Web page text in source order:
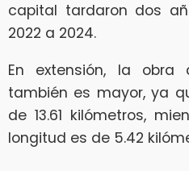
capital tardaron dos
2022 a 2024.
En extensión, la obra
también es mayor, ya
de 13.61 kilómetros,
longitud es de 5.42